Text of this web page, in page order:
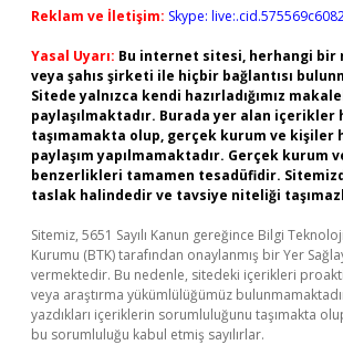
Reklam ve İletişim: Skype:
Yasal Uyarı: Bu internet sitesi, herhangi bir
veya şahıs şirketi ile hiçbir bağlantısı
Sitede yalnızca kendi hazırladığımız
paylaşılmaktadır. Burada yer alan içerikler
taşımamakta olup, gerçek kurum ve kişiler
paylaşım yapılmamaktadır. Gerçek kurum
benzerlikleri tamamen tesadüfidir.
taslak halindedir ve tavsiye niteliği
Sitemiz, 5651 Sayılı Kanun gereğince Bilgi
Kurumu (BTK) tarafından onaylanmış bir Yer
vermektedir. Bu nedenle, sitedeki içerikleri
veya araştırma yükümlülüğümüz
yazdıkları içeriklerin sorumluluğunu taşımakta
bu sorumluluğu kabul etmiş sayılırlar.